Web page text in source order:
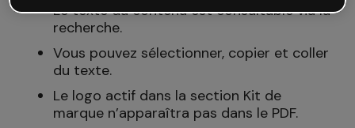
Le texte du contenu est consultable via la
recherche.
Vous pouvez sélectionner, copier et coller
du texte.
Le logo actif dans la section Kit de
marque n’apparaîtra pas dans le PDF.